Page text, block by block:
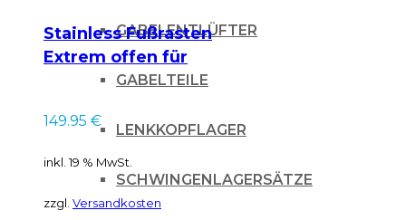
GABELENTLÜFTER
GABELTEILE
LENKKOPFLAGER
SCHWINGENLAGERSÄTZE
können
der
gewählt
Stainless Fußrasten
Extrem offen für
KTM SX SXF 125 250
22
149.95 €
inkl. 19 % MwSt.
zzgl. Versandkosten